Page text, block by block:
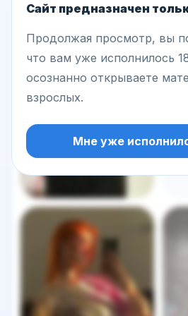
Сайт предназначен
Продолжая просмотр, вы
что вам уже исполнилось
осознанно открываете
взрослых.
Мне уже